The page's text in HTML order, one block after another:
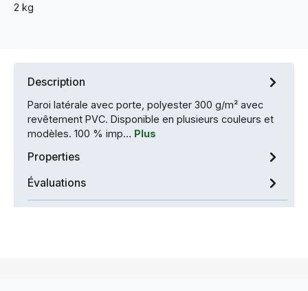
2 kg
Description
Paroi latérale avec porte, polyester 300 g/m² avec
revêtement PVC. Disponible en plusieurs couleurs et
modèles. 100 % imp… Plus
Properties
Évaluations